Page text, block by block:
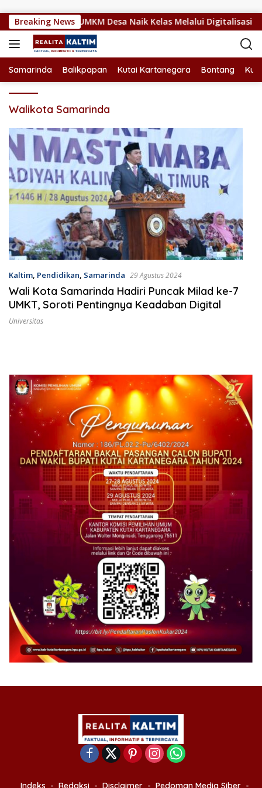
Breaking News
Dorong UMKM Desa Naik Kelas Melalui Digitalisasi
Samarinda Balikpapan Kutai Kartanegara Bontang
Walikota Samarinda
Kaltim, Pendidikan, Samarinda 29 Agustus 2024
Wali Kota Samarinda Hadiri Puncak Milad ke-7
UMKT, Soroti Pentingnya Keadaban Digital
Universitas
Indeks Redaksi Disclaimer Pedoman Media Siber